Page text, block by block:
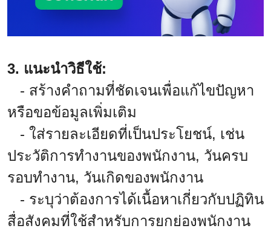
3. แนะนำวิธีใช้:
- สร้างคำถามที่ชัดเจนเพื่อแก้ไขปัญหา
หรือขอข้อมูลเพิ่มเติม
- ใส่รายละเอียดที่เป็นประโยชน์, เช่น
ประวัติการทำงานของพนักงาน, วันครบ
รอบทำงาน, วันเกิดของพนักงาน
- ระบุว่าต้องการได้เนื้อหาเกี่ยวกับปฏิทิน
สื่อสังคมที่ใช้สำหรับการยกย่องพนักงาน